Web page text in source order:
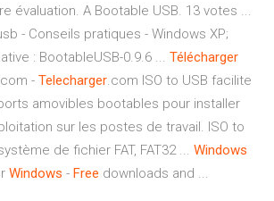
évaluation. A Bootable USB. 13 votes ...
- Conseils pratiques - Windows XP;
: BootableUSB-0.9.6 ... Télécharger
- Telecharger.com ISO to USB facilite
amovibles bootables pour installer
sur les postes de travail. ISO to
de fichier FAT, FAT32 ... Windows
Windows - Free downloads and ...